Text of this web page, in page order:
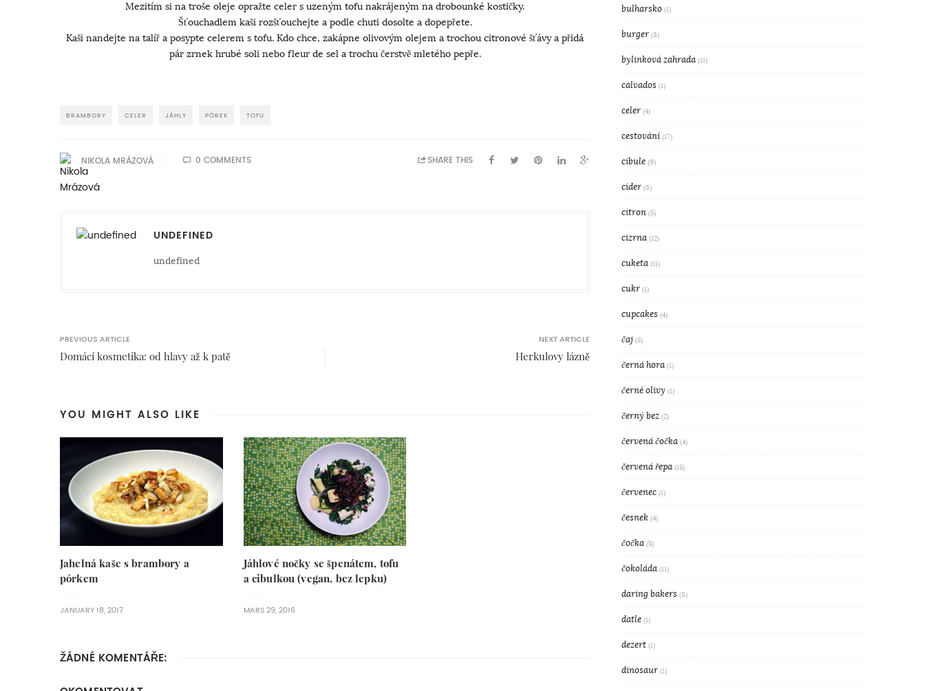
Mezitím si na troše oleje opražte celer s uzeným tofu nakrájeným na drobounké kostičky.
Šťouchadlem kaši rozšťouchejte a podle chuti dosolte a dopepřete.
Kaši nandejte na talíř a posypte celerem s tofu. Kdo chce, zakápne olivovým olejem a trochou citronové šťávy a přidá
pár zrnek hrubé soli nebo fleur de sel a trochu čerstvě mletého pepře.
BRAMBORY CELER JÁHLY PÓREK TOFU
NIKOLA MRÁZOVÁ 0 COMMENTS SHARE THIS
UNDEFINED
undefined
PREVIOUS ARTICLE
Domácí kosmetika: od hlavy až k patě
NEXT ARTICLE
Herkulovy lázně
YOU MIGHT ALSO LIKE
Jahelná kaše s brambory a
pórkem
JANUARY 18, 2017
Jáhlové nočky se špenátem, tofu
a cibulkou (vegan, bez lepku)
MARS 29, 2016
ŽÁDNÉ KOMENTÁŘE:
bulharsko (1)
burger (8)
bylinková zahrada (11)
calvados (1)
celer (4)
cestování (17)
cibule (9)
cider (8)
citron (5)
cizrna (12)
cuketa (11)
cukr (1)
cupcakes (4)
čaj (5)
černá hora (1)
černé olivy (1)
černý bez (2)
červená čočka (4)
červená řepa (15)
červenec (1)
česnek (4)
čočka (5)
čokoláda (11)
daring bakers (8)
datle (1)
dezert (1)
dinosaur (1)